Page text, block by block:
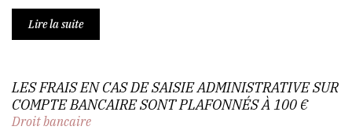
Lire la suite
LES FRAIS EN CAS DE SAISIE ADMINISTRATIVE SUR
COMPTE BANCAIRE SONT PLAFONNÉS À 100 €
Droit bancaire